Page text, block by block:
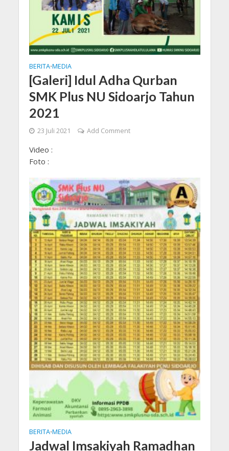
BERITA•MEDIA
[Galeri] Idul Adha Qurban
SMK Plus NU Sidoarjo Tahun
2021
23 Juli 2021 Add Comment
Video :
Foto :
BERITA•MEDIA
Jadwal Imsakiyah Ramadhan